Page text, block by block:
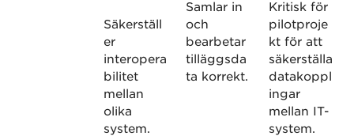
Säkerställ
er
interopera
bilitet
mellan
olika
system.
Samlar in
och
bearbetar
tilläggsda
ta korrekt.
Kritisk för
pilotproje
kt för att
säkerställa
datakoppl
ingar
mellan IT-
system.